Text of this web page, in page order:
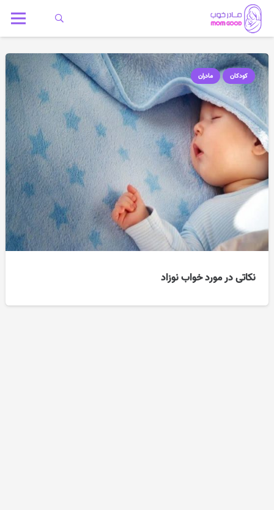
کودکان مادران
نکاتی در مورد خواب نوزاد